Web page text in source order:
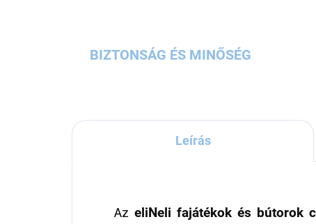
BIZTONSÁG ÉS MINŐSÉG
Leírás
AzeliNeli fajátékok és bútorok